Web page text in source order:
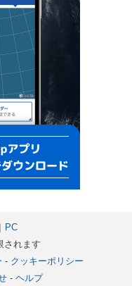
PC
されます
- クッキーポリシー
- ヘルプ